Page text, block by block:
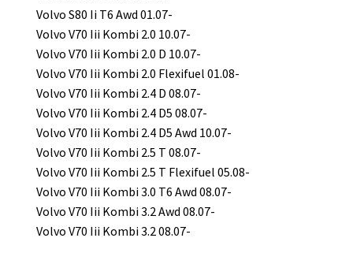
Volvo S80 Ii T6 Awd 01.07-
Volvo V70 Iii Kombi 2.0 10.07-
Volvo V70 Iii Kombi 2.0 D 10.07-
Volvo V70 Iii Kombi 2.0 Flexifuel 01.08-
Volvo V70 Iii Kombi 2.4 D 08.07-
Volvo V70 Iii Kombi 2.4 D5 08.07-
Volvo V70 Iii Kombi 2.4 D5 Awd 10.07-
Volvo V70 Iii Kombi 2.5 T 08.07-
Volvo V70 Iii Kombi 2.5 T Flexifuel 05.08-
Volvo V70 Iii Kombi 3.0 T6 Awd 08.07-
Volvo V70 Iii Kombi 3.2 Awd 08.07-
Volvo V70 Iii Kombi 3.2 08.07-